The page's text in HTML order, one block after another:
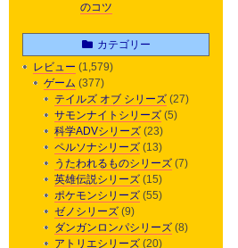
のコツ
カテゴリー
レビュー (1,579)
ゲーム (377)
テイルズ オブ シリーズ (27)
サモンナイトシリーズ (5)
科学ADVシリーズ (23)
ペルソナシリーズ (13)
うたわれるものシリーズ (7)
英雄伝説シリーズ (15)
ポケモンシリーズ (55)
ゼノシリーズ (9)
ダンガンロンパシリーズ (8)
アトリエシリーズ (20)